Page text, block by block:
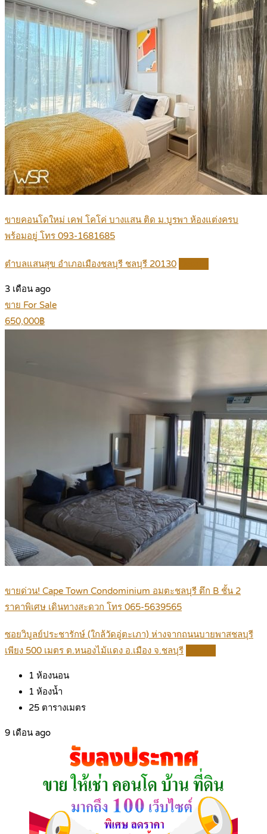
ขายคอนโดใหม่ เคฟ โคโค่ บางแสน ติด ม.บูรพา ห้องแต่งครบ
พร้อมอยู่ โทร 093-1681685
ตำบลแสนสุข อำเภอเมืองชลบุรี ชลบุรี 20130
3 เดือน ago
ขาย For Sale
650,000฿
ขายด่วน! Cape Town Condominium อมตะชลบุรี ตึก B ชั้น 2
ราคาพิเศษ เดินทางสะดวก โทร 065-5639565
ซอยวิบูลย์ประชารักษ์ (ใกล้วัดอู่ตะเภา) ห่างจากถนนบายพาสชลบุรี
เพียง 500 เมตร ต.หนองไม้แดง อ.เมือง จ.ชลบุรี
1 ห้องนอน
1 ห้องน้ำ
25 ตารางเมตร
9 เดือน ago